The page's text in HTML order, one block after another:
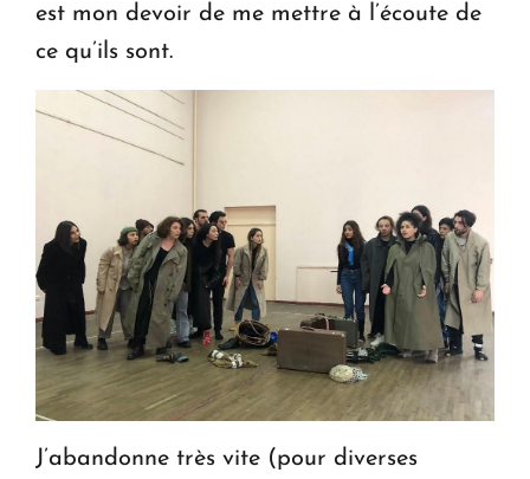
est mon devoir de me mettre à l’écoute de
ce qu’ils sont.
J’abandonne très vite (pour diverses